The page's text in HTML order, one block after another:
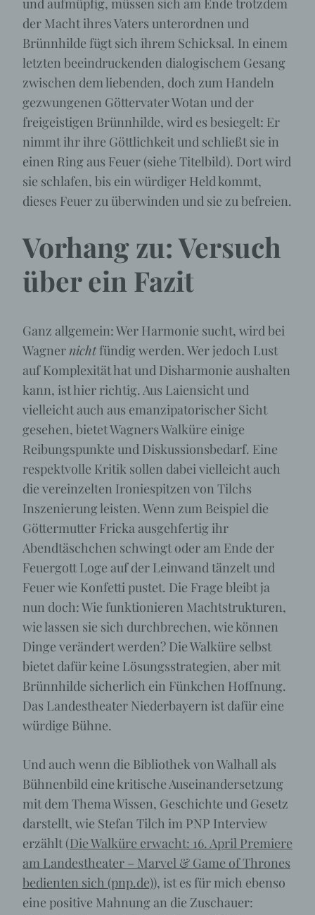
und aufmüpfig, müssen sich am Ende trotzdem
der Macht ihres Vaters unterordnen und
Brünnhilde fügt sich ihrem Schicksal. In einem
letzten beeindruckenden dialogischem Gesang
zwischen dem liebenden, doch zum Handeln
gezwungenen Göttervater Wotan und der
freigeistigen Brünnhilde, wird es besiegelt: Er
nimmt ihr ihre Göttlichkeit und schließt sie in
einen Ring aus Feuer (siehe Titelbild). Dort wird
sie schlafen, bis ein würdiger Held kommt,
dieses Feuer zu überwinden und sie zu befreien.
Vorhang zu: Versuch
über ein Fazit
Ganz allgemein: Wer Harmonie sucht, wird bei
Wagner nicht fündig werden. Wer jedoch Lust
auf Komplexität hat und Disharmonie aushalten
kann, ist hier richtig. Aus Laiensicht und
vielleicht auch aus emanzipatorischer Sicht
gesehen, bietet Wagners Walküre einige
Reibungspunkte und Diskussionsbedarf. Eine
respektvolle Kritik sollen dabei vielleicht auch
die vereinzelten Ironiespitzen von Tilchs
Inszenierung leisten. Wenn zum Beispiel die
Göttermutter Fricka ausgehfertig ihr
Abendtäschchen schwingt oder am Ende der
Feuergott Loge auf der Leinwand tänzelt und
Feuer wie Konfetti pustet. Die Frage bleibt ja
nun doch: Wie funktionieren Machtstrukturen,
wie lassen sie sich durchbrechen, wie können
Dinge verändert werden? Die Walküre selbst
bietet dafür keine Lösungsstrategien, aber mit
Brünnhilde sicherlich ein Fünkchen Hoffnung.
Das Landestheater Niederbayern ist dafür eine
würdige Bühne.
Und auch wenn die Bibliothek von Walhall als
Bühnenbild eine kritische Auseinandersetzung
mit dem Thema Wissen, Geschichte und Gesetz
darstellt, wie Stefan Tilch im PNP Interview
erzählt (Die Walküre erwacht: 16. April Premiere
am Landestheater – Marvel & Game of Thrones
bedienten sich (pnp.de)), ist es für mich ebenso
eine positive Mahnung an die Zuschauer: